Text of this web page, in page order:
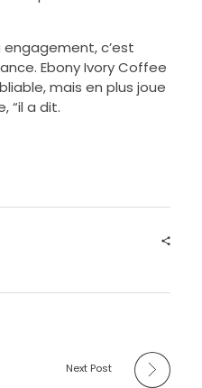
c’est
Ebony Ivory Coffee
mais en plus joue
“il a dit.
Next Post